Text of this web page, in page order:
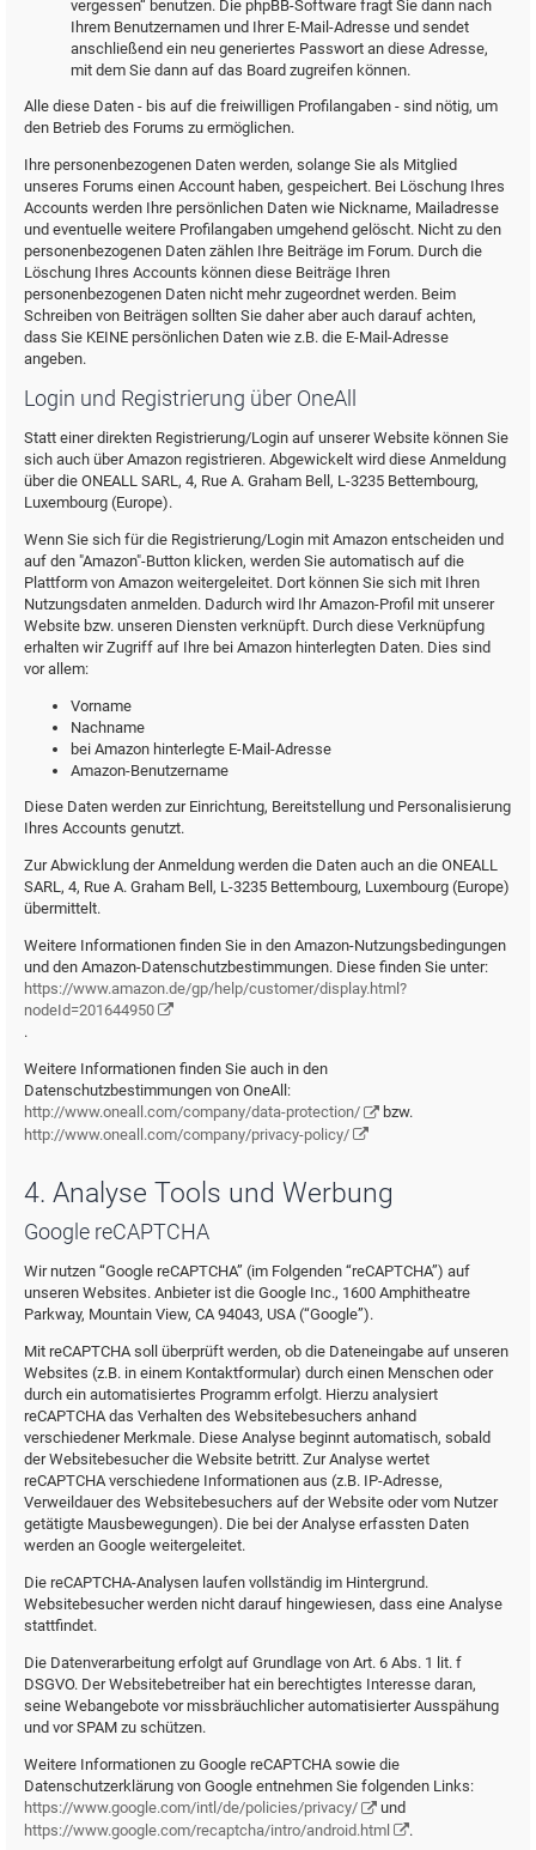
vergessen“ benutzen. Die phpBB-Software fragt Sie dann nach
Ihrem Benutzernamen und Ihrer E-Mail-Adresse und sendet
anschließend ein neu generiertes Passwort an diese Adresse,
mit dem Sie dann auf das Board zugreifen können.
Alle diese Daten - bis auf die freiwilligen Profilangaben - sind nötig, um
den Betrieb des Forums zu ermöglichen.
Ihre personenbezogenen Daten werden, solange Sie als Mitglied
unseres Forums einen Account haben, gespeichert. Bei Löschung Ihres
Accounts werden Ihre persönlichen Daten wie Nickname, Mailadresse
und eventuelle weitere Profilangaben umgehend gelöscht. Nicht zu den
personenbezogenen Daten zählen Ihre Beiträge im Forum. Durch die
Löschung Ihres Accounts können diese Beiträge Ihren
personenbezogenen Daten nicht mehr zugeordnet werden. Beim
Schreiben von Beiträgen sollten Sie daher aber auch darauf achten,
dass Sie KEINE persönlichen Daten wie z.B. die E-Mail-Adresse
angeben.
Login und Registrierung über OneAll
Statt einer direkten Registrierung/Login auf unserer Website können Sie
sich auch über Amazon registrieren. Abgewickelt wird diese Anmeldung
über die ONEALL SARL, 4, Rue A. Graham Bell, L-3235 Bettembourg,
Luxembourg (Europe).
Wenn Sie sich für die Registrierung/Login mit Amazon entscheiden und
auf den "Amazon"-Button klicken, werden Sie automatisch auf die
Plattform von Amazon weitergeleitet. Dort können Sie sich mit Ihren
Nutzungsdaten anmelden. Dadurch wird Ihr Amazon-Profil mit unserer
Website bzw. unseren Diensten verknüpft. Durch diese Verknüpfung
erhalten wir Zugriff auf Ihre bei Amazon hinterlegten Daten. Dies sind
vor allem:
Vorname
Nachname
bei Amazon hinterlegte E-Mail-Adresse
Amazon-Benutzername
Diese Daten werden zur Einrichtung, Bereitstellung und Personalisierung
Ihres Accounts genutzt.
Zur Abwicklung der Anmeldung werden die Daten auch an die ONEALL
SARL, 4, Rue A. Graham Bell, L-3235 Bettembourg, Luxembourg (Europe)
übermittelt.
Weitere Informationen finden Sie in den Amazon-Nutzungsbedingungen
und den Amazon-Datenschutzbestimmungen. Diese finden Sie unter:
https://www.amazon.de/gp/help/customer/display.html?
nodeId=201644950
.
Weitere Informationen finden Sie auch in den
Datenschutzbestimmungen von OneAll:
http://www.oneall.com/company/data-protection/
bzw.
http://www.oneall.com/company/privacy-policy/
4. Analyse Tools und Werbung
Google reCAPTCHA
Wir nutzen “Google reCAPTCHA” (im Folgenden “reCAPTCHA”) auf
unseren Websites. Anbieter ist die Google Inc., 1600 Amphitheatre
Parkway, Mountain View, CA 94043, USA (“Google”).
Mit reCAPTCHA soll überprüft werden, ob die Dateneingabe auf unseren
Websites (z.B. in einem Kontaktformular) durch einen Menschen oder
durch ein automatisiertes Programm erfolgt. Hierzu analysiert
reCAPTCHA das Verhalten des Websitebesuchers anhand
verschiedener Merkmale. Diese Analyse beginnt automatisch, sobald
der Websitebesucher die Website betritt. Zur Analyse wertet
reCAPTCHA verschiedene Informationen aus (z.B. IP-Adresse,
Verweildauer des Websitebesuchers auf der Website oder vom Nutzer
getätigte Mausbewegungen). Die bei der Analyse erfassten Daten
werden an Google weitergeleitet.
Die reCAPTCHA-Analysen laufen vollständig im Hintergrund.
Websitebesucher werden nicht darauf hingewiesen, dass eine Analyse
stattfindet.
Die Datenverarbeitung erfolgt auf Grundlage von Art. 6 Abs. 1 lit. f
DSGVO. Der Websitebetreiber hat ein berechtigtes Interesse daran,
seine Webangebote vor missbräuchlicher automatisierter Ausspähung
und vor SPAM zu schützen.
Weitere Informationen zu Google reCAPTCHA sowie die
Datenschutzerklärung von Google entnehmen Sie folgenden Links:
https://www.google.com/intl/de/policies/privacy/
und
https://www.google.com/recaptcha/intro/android.html
.